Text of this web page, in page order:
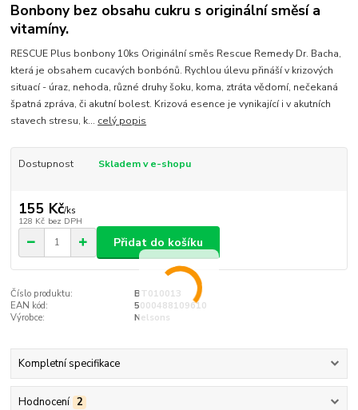
Bonbony bez obsahu cukru s originální směsí a
vitamíny.
RESCUE Plus bonbony 10ks Originální směs Rescue Remedy Dr. Bacha,
která je obsahem cucavých bonbónů. Rychlou úlevu přináší v krizových
situací - úraz, nehoda, různé druhy šoku, koma, ztráta vědomí, nečekaná
špatná zpráva, či akutní bolest. Krizová esence je vynikající i v akutních
stavech stresu, k... celý popis
Dostupnost Skladem v e-shopu
155 Kč/ks
128 Kč bez DPH
Přidat do košíku
Číslo produktu:
BT010013
EAN kód:
5000488109610
Výrobce:
Nelsons
Kompletní specifikace
Hodnocení 2